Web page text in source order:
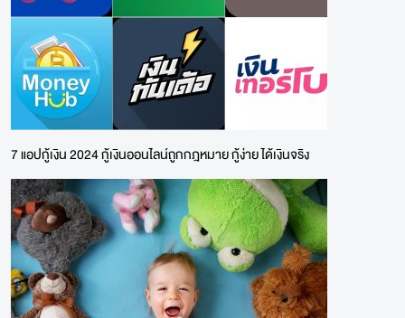
7 แอปกู้เงิน 2024 กู้เงินออนไลน์ถูกกฎหมาย กู้ง่าย ได้เงินจริง